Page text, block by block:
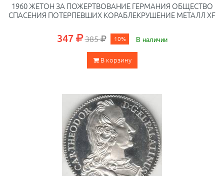
1960 ЖЕТОН ЗА ПОЖЕРТВОВАНИЕ ГЕРМАНИЯ ОБЩЕСТВО
СПАСЕНИЯ ПОТЕРПЕВШИХ КОРАБЛЕКРУШЕНИЕ МЕТАЛЛ XF
347 385 10% В наличии
В корзину